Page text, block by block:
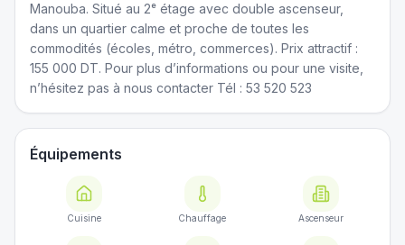
Manouba. Situé au 2ᵉ étage avec double ascenseur,
dans un quartier calme et proche de toutes les
commodités (écoles, métro, commerces). Prix attractif :
155 000 DT. Pour plus d’informations ou pour une visite,
n’hésitez pas à nous contacter Tél : 53 520 523
Équipements
Cuisine Chauffage Ascenseur